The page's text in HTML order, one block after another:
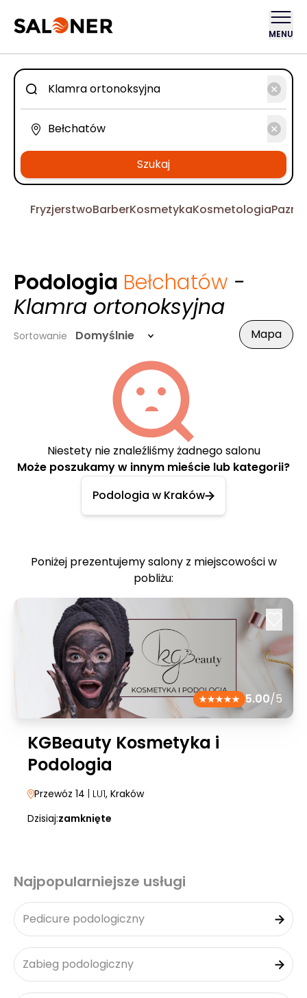
MENU
Szukaj
FryzjerstwoBarberKosmetykaKosmetologia
Podologia Bełchatów -
Klamra ortonoksyjna
Sortowanie Domyślnie Mapa
Niestety nie znaleźliśmy żadnego salonu
Może poszukamy w innym mieście lub kategorii?
Podologia w Kraków
Poniżej prezentujemy salony z miejscowości w
pobliżu:
5.00/5
KGBeauty Kosmetyka i
Podologia
Przewóz 14 | LU1, Kraków
Dzisiaj:zamknięte
Najpopularniejsze usługi
Pedicure podologiczny
Zabieg podologiczny